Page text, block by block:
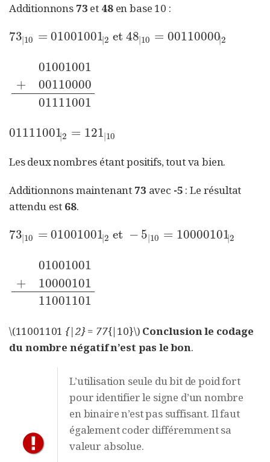
Additionnons 73 et 48en base 10 :
73 10 = 01001001
|2 et 48| 10 = 00110000
|2
73|10 =01001001|2et48|10= 00110000|2
+
01001001
00110000
01111001
01001001+00110000
01111001|2 = 121 10
01111001|2 =121|10
Les deux nombres étant positifs, tout va bien.
Additionnons maintenant 73 avec -5 : Le résultat
attendu est 68.
73 10 = 01001001
|2 et − 5 10 = 10000101|2
73|10 =01001001|2et− |10=10000101|2
+
01001001
10000101
11001101
01001001+10000101
\(11001101 {|2} = 77{|10}\) Conclusion le codage
du nombre négatif n’est pas le bon.
L’utilisation seule du bit de poid fort
pour identifier le signe d’un nombre
en binaire n’est pas suffisant. Il faut
également coder différemment sa
valeur absolue.